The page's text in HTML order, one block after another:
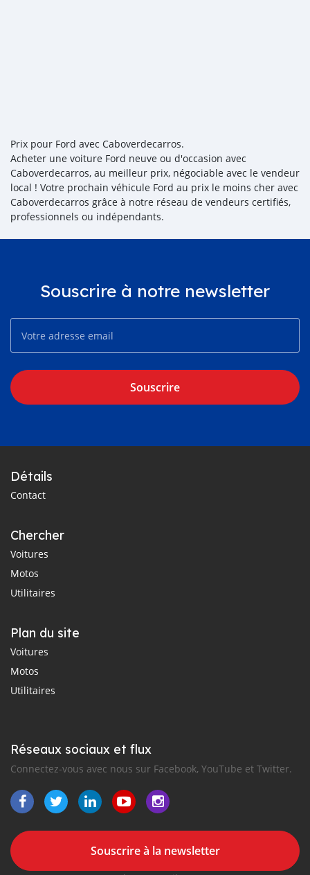
Prix pour Ford avec Caboverdecarros.
Acheter une voiture Ford neuve ou d'occasion avec
Caboverdecarros, au meilleur prix, négociable avec le vendeur
local ! Votre prochain véhicule Ford au prix le moins cher avec
Caboverdecarros grâce à notre réseau de vendeurs certifiés,
professionnels ou indépendants.
Souscrire à notre newsletter
Souscrire
Détails
Contact
Chercher
Voitures
Motos
Utilitaires
Plan du site
Voitures
Motos
Utilitaires
Réseaux sociaux et flux
Connectez-vous avec nous sur Facebook, YouTube et Twitter.
Souscrire à la newsletter